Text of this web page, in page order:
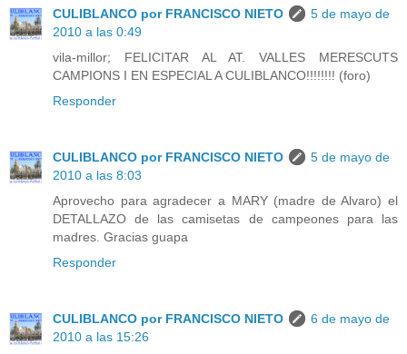
CULIBLANCO por FRANCISCO NIETO
5 de mayo de
2010 a las 0:49
vila-millor; FELICITAR AL AT. VALLES MERESCUTS
CAMPIONS I EN ESPECIAL A CULIBLANCO!!!!!!!! (foro)
Responder
CULIBLANCO por FRANCISCO NIETO
5 de mayo de
2010 a las 8:03
Aprovecho para agradecer a MARY (madre de Alvaro) el
DETALLAZO de las camisetas de campeones para las
madres. Gracias guapa
Responder
CULIBLANCO por FRANCISCO NIETO
6 de mayo de
2010 a las 15:26